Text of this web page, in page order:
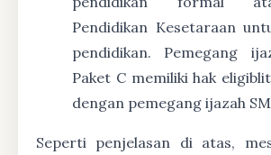
Pendidikan Kesetaraan
pendidikan. Pemegang
Paket C memiliki hak
dengan pemegang ijazah
Seperti penjelasan di atas,